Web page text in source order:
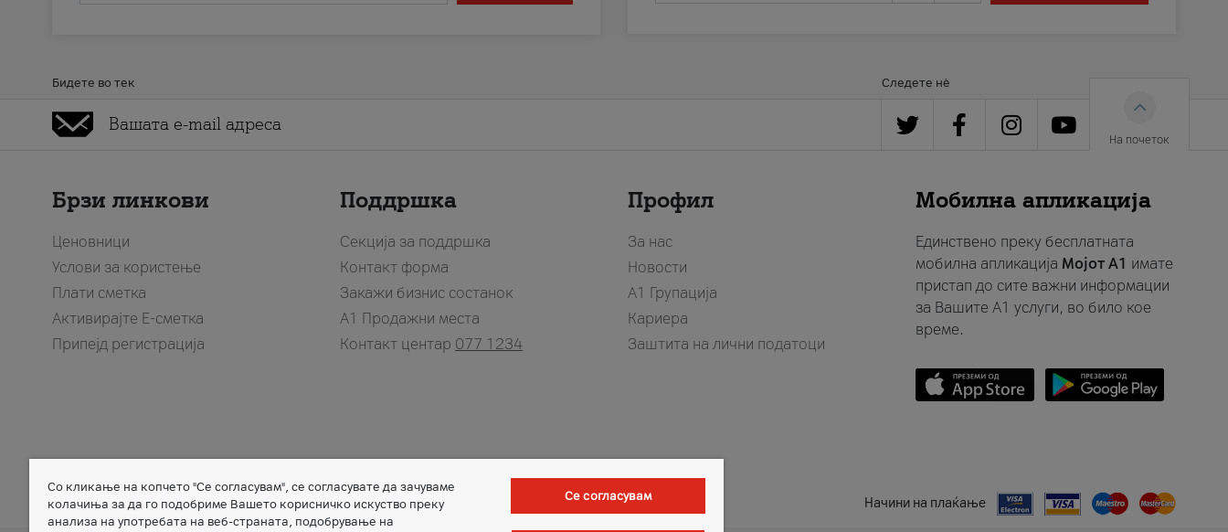
Бидете во тек Следете нè
На почеток
Брзи линкови
Ценовници
Услови за користење
Плати сметка
Активирајте Е-сметка
Припејд регистрација
Поддршка
Секција за поддршка
Контакт форма
Закажи бизнис состанок
A1 Продажни места
Контакт центар 077 1234
Профил
За нас
Новости
А1 Групација
Кариера
Заштита на лични податоци
Мобилна апликација
Единствено преку бесплатната
мобилна апликација Мојот A1 имате
пристап до сите важни информации
за Вашите A1 услуги, во било кое
време.
Member of Начини на плаќање
Со кликање на копчето "Се согласувам", се согласувате да зачуваме
колачиња за да го подобриме Вашето корисничко искуство преку
анализа на употребата на веб-страната, подобрување на
Се согласувам